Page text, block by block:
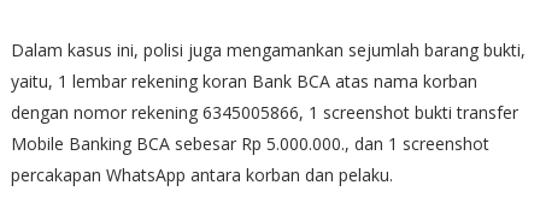
Dalam kasus ini, polisi juga mengamankan sejumlah barang bukti,
yaitu, 1 lembar rekening koran Bank BCA atas nama korban
dengan nomor rekening 6345005866, 1 screenshot bukti transfer
Mobile Banking BCA sebesar Rp 5.000.000., dan 1 screenshot
percakapan WhatsApp antara korban dan pelaku.